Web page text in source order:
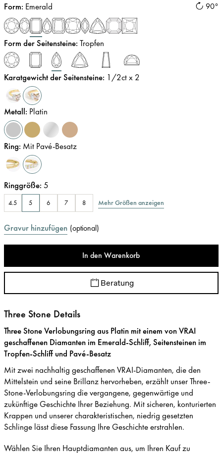
90°
Form: Emerald
Form der Seitensteine: Tropfen
Karatgewicht der Seitensteine: 1/2ct x 2
Metall: Platin
Ring: Mit Pavé-Besatz
Ringgröße: 5
4.5 5 6 7 8 Mehr Größen anzeigen
Gravur hinzufügen (optional)
In den Warenkorb
Beratung
Three Stone Details
Three Stone Verlobungsring aus Platin mit einem von VRAI
geschaffenen Diamanten im Emerald-Schliff, Seitensteinen im
Tropfen-Schliff und Pavé-Besatz
Mit zwei nachhaltig geschaffenen VRAI-Diamanten, die den
Mittelstein und seine Brillanz hervorheben, erzählt unser Three-
Stone-Verlobungsring die vergangene, gegenwärtige und
zukünftige Geschichte Ihrer Beziehung. Mit sicheren, konturierten
Krappen und unserer charakteristischen, niedrig gesetzten
Schlinge lässt diese Fassung Ihre Geschichte erstrahlen.
Wählen Sie Ihren Hauptdiamanten aus, um Ihren Kauf zu